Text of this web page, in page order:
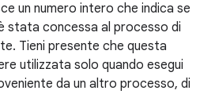
un numero intero che indica se
stata concessa al processo di
Tieni presente che questa
utilizzata solo quando esegui
da un altro processo, di